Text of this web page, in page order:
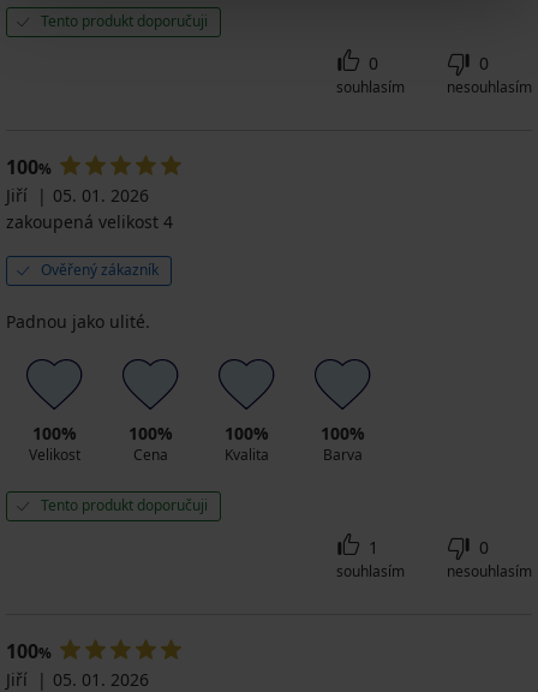
Tento produkt doporučuji
0
souhlasím
0
nesouhlasím
100%
Jiří
05. 01. 2026
zakoupená velikost 4
Ověřený zákazník
Padnou jako ulité.
100%
Velikost
100%
Cena
100%
Kvalita
100%
Barva
Tento produkt doporučuji
1
souhlasím
0
nesouhlasím
100%
Jiří
05. 01. 2026